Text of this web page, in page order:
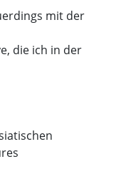
mit der
die ich in der